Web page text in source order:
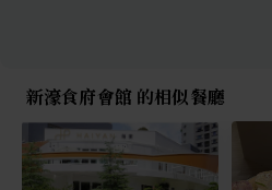
新濠食府會館 的相似餐廳